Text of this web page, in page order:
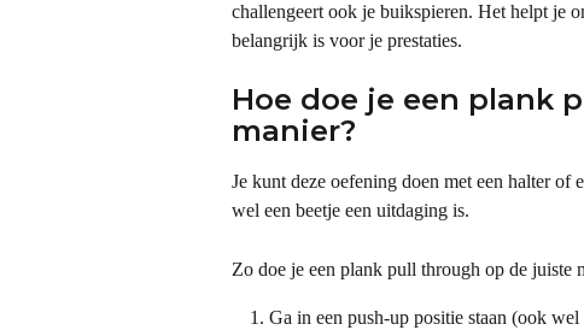
challengeert ook je buikspieren. Het helpt je
belangrijk is voor je prestaties.
Hoe doe je een plank
manier?
Je kunt deze oefening doen met een halter of
wel een beetje een uitdaging is.
Zo doe je een plank pull through op de juiste
Ga in een push-up positie staan (ook